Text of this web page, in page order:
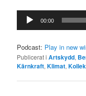
Ljudspelare
00:00
Podcast: Play in new
Publicerat i Artskydd,
Kärnkraft,Klimat,